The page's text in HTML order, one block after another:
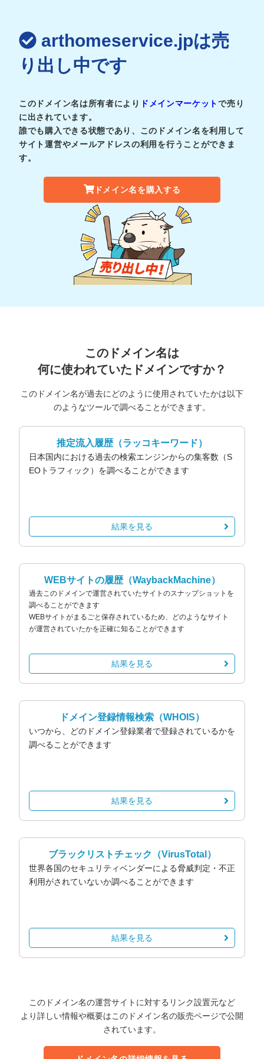
arthomeservice.jpは売
り出し中です
このドメイン名は所有者により ドメインマーケットで売り
に出されています。
誰でも購入できる状態であり、このドメイン名を利用して
サイト運営やメールアドレスの利用を行うことができま
す。
ドメイン名を購入する
このドメイン名は
何に使われていたドメインですか？
このドメイン名が過去にどのように使用されていたかは以下
のようなツールで調べることができます。
推定流入履歴（ラッコキーワード）
日本国内における過去の検索エンジンからの集客数（S
EOトラフィック）を調べることができます
結果を見る
WEBサイトの履歴（WaybackMachine）
過去このドメインで運営されていたサイトのスナップショットを
調べることができます
WEBサイトがまるごと保存されているため、どのようなサイト
が運営されていたかを正確に知ることができます
結果を見る
ドメイン登録情報検索 （WHOIS）
いつから、どのドメイン登録業者で登録されているかを
調べることができます
結果を見る
ブラックリストチェック （VirusTotal）
世界各国のセキュリティベンダーによる脅威判定・不正
利用がされていないか調べることができます
結果を見る
このドメイン名の運営サイトに対するリンク設置元など
より詳しい情報や概要はこのドメイン名の販売ページで公開
されています。